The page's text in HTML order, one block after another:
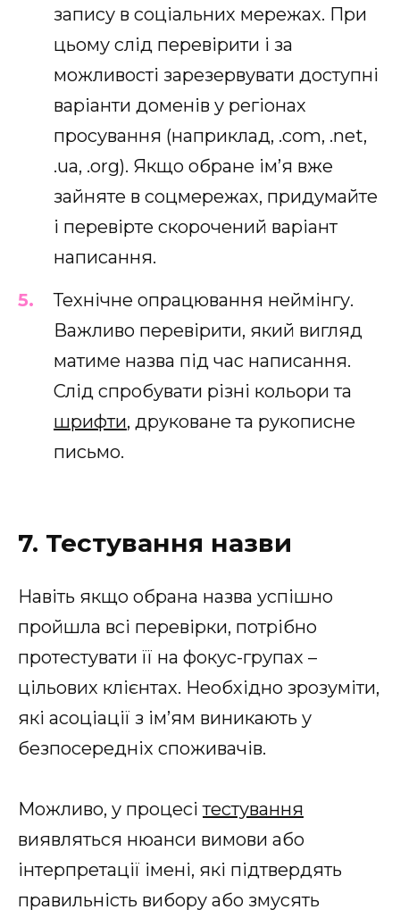
запису в соціальних мережах. При
цьому слід перевірити і за
можливості зарезервувати доступні
варіанти доменів у регіонах
просування (наприклад, .com, .net,
.ua, .org). Якщо обране ім’я вже
зайняте в соцмережах, придумайте
і перевірте скорочений варіант
написання.
Технічне опрацювання неймінгу.
Важливо перевірити, який вигляд
матиме назва під час написання.
Слід спробувати різні кольори та
шрифти, друковане та рукописне
письмо.
7. Тестування назви
Навіть якщо обрана назва успішно
пройшла всі перевірки, потрібно
протестувати її на фокус-групах –
цільових клієнтах. Необхідно зрозуміти,
які асоціації з ім’ям виникають у
безпосередніх споживачів.
Можливо, у процесітестування
виявляться нюанси вимови або
інтерпретації імені, які підтвердять
правильність вибору або змусять